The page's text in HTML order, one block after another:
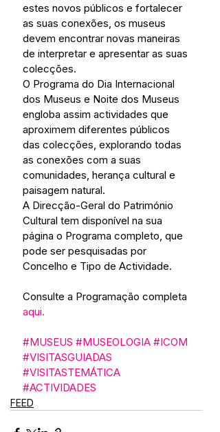
estes novos públicos e fortalecer
as suas conexões, os museus
devem encontrar novas maneiras
de interpretar e apresentar as suas
colecções.
O Programa do Dia Internacional
dos Museus e Noite dos Museus
engloba assim actividades que
aproximem diferentes públicos
das colecções, explorando todas
as conexões com a suas
comunidades, herança cultural e
paisagem natural.
A Direcção-Geral do Património
Cultural tem disponível na sua
página o Programa completo, que
pode ser pesquisadas por
Concelho e Tipo de Actividade.
Consulte a Programação completa
aqui.
#MUSEUS #MUSEOLOGIA #ICOM
#VISITASGUIADAS
#VISITASTEMÁTICA
#ACTIVIDADES
FEED